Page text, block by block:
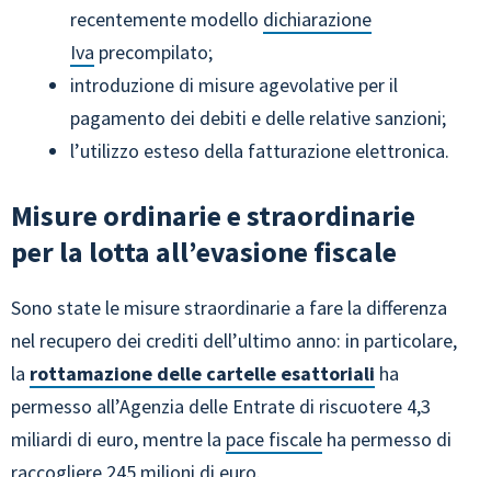
recentemente modello dichiarazione
Iva precompilato;
introduzione di misure agevolative per il
pagamento dei debiti e delle relative sanzioni;
l’utilizzo esteso della fatturazione elettronica.
Misure ordinarie e straordinarie
per la lotta all’evasione fiscale
Sono state le misure straordinarie a fare la differenza
nel recupero dei crediti dell’ultimo anno: in particolare,
la rottamazione delle cartelle esattoriali ha
permesso all’Agenzia delle Entrate di riscuotere 4,3
miliardi di euro, mentre la pace fiscale ha permesso di